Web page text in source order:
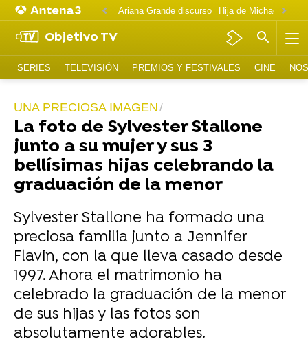
Ariana Grande discurso
Objetivo TV
SERIES TELEVISIÓN PREMIOS Y FESTIVALES CINE
UNA PRECIOSA IMAGEN
La foto de Sylvester Stallone
junto a su mujer y sus 3
bellísimas hijas celebrando la
graduación de la menor
Sylvester Stallone ha formado una
preciosa familia junto a Jennifer
Flavin, con la que lleva casado desde
1997. Ahora el matrimonio ha
celebrado la graduación de la menor
de sus hijas y las fotos son
absolutamente adorables.